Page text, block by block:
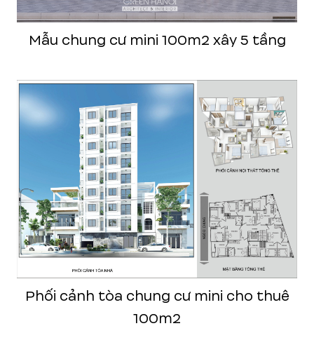
Mẫu chung cư mini 100m2 xây 5 tầng
Phối cảnh tòa chung cư mini cho thuê
100m2